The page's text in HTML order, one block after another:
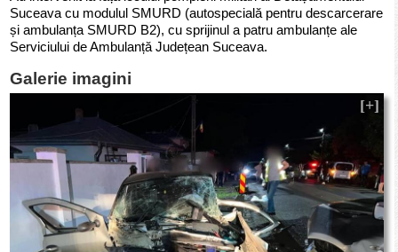
Suceava cu modulul SMURD (autospecială pentru descarcerare
și ambulanța SMURD B2), cu sprijinul a patru ambulanțe ale
Serviciului de Ambulanță Județean Suceava.
Galerie imagini